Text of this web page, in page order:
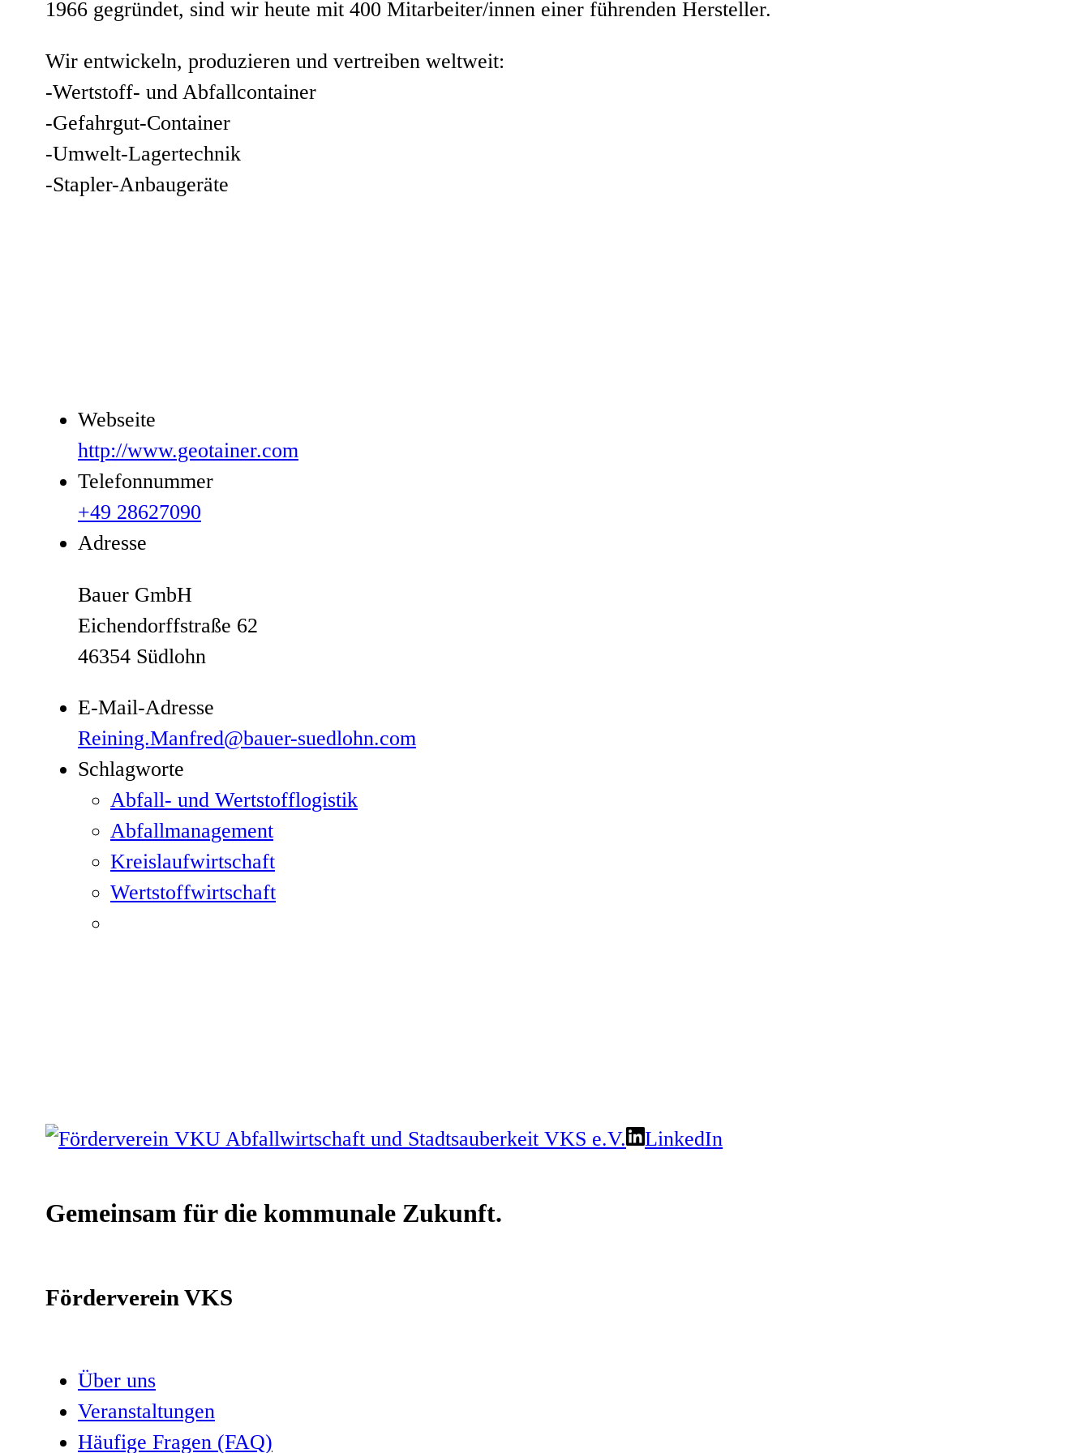
1966 gegründet, sind wir heute mit 400 Mitarbeiter/innen einer führenden Hersteller.
Wir entwickeln, produzieren und vertreiben weltweit:
-Wertstoff- und Abfallcontainer
-Gefahrgut-Container
-Umwelt-Lagertechnik
-Stapler-Anbaugeräte
Webseite
http://www.geotainer.com
Telefonnummer
+49 28627090
Adresse
Bauer GmbH
Eichendorffstraße 62
46354 Südlohn
E-Mail-Adresse
Reining.Manfred@bauer-suedlohn.com
Schlagworte
Abfall- und Wertstofflogistik
Abfallmanagement
Kreislaufwirtschaft
Wertstoffwirtschaft
LinkedIn
Gemeinsam für die kommunale Zukunft.
Förderverein VKS
Über uns
Veranstaltungen
Häufige Fragen (FAQ)